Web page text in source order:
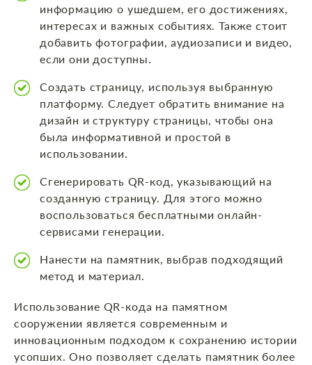
информацию о ушедшем, его достижениях,
интересах и важных событиях. Также стоит
добавить фотографии, аудиозаписи и видео,
если они доступны.
Создать страницу, используя выбранную
платформу. Следует обратить внимание на
дизайн и структуру страницы, чтобы она
была информативной и простой в
использовании.
Сгенерировать QR-код, указывающий на
созданную страницу. Для этого можно
воспользоваться бесплатными онлайн-
сервисами генерации.
Нанести на памятник, выбрав подходящий
метод и материал.
Использование QR-кода на памятном
сооружении является современным и
инновационным подходом к сохранению истории
усопших. Оно позволяет сделать памятник более